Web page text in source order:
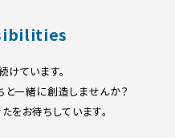
ています。
一緒に創造しませんか？
をお待ちしています。